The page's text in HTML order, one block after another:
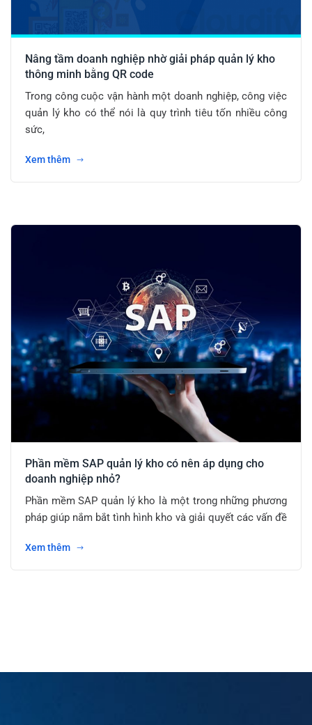
Nâng tầm doanh nghiệp nhờ giải pháp quản lý kho
thông minh bằng QR code
Trong công cuộc vận hành một doanh nghiệp, công việc
quản lý kho có thể nói là quy trình tiêu tốn nhiều công
sức,
Xem thêm
Phần mềm SAP quản lý kho có nên áp dụng cho
doanh nghiệp nhỏ?
Phần mềm SAP quản lý kho là một trong những phương
pháp giúp nắm bắt tình hình kho và giải quyết các vấn đề
Xem thêm